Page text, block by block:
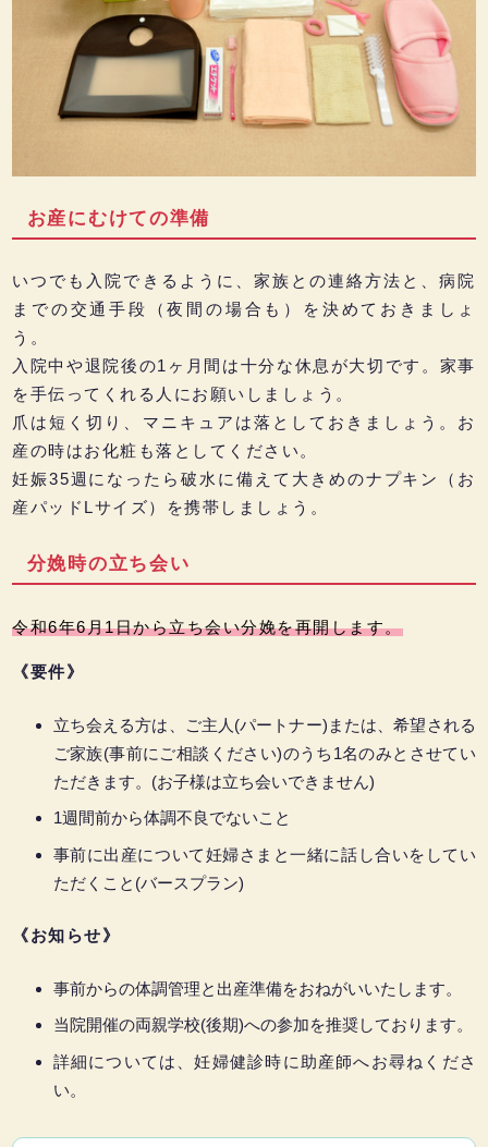
お産にむけての準備
いつでも入院できるように、家族との連絡方法と、病院
までの交通手段（夜間の場合も）を決めておきましょ
う。
入院中や退院後の1ヶ月間は十分な休息が大切です。家事
を手伝ってくれる人にお願いしましょう。
爪は短く切り、マニキュアは落としておきましょう。お
産の時はお化粧も落としてください。
妊娠35週になったら破水に備えて大きめのナプキン（お
産パッドLサイズ）を携帯しましょう。
分娩時の立ち会い
令和6年6月1日から立ち会い分娩を再開します。
《要件》
立ち会える方は、ご主人(パートナー)または、希望される
ご家族(事前にご相談ください)のうち1名のみとさせてい
ただきます。(お子様は立ち会いできません)
1週間前から体調不良でないこと
事前に出産について妊婦さまと一緒に話し合いをしてい
ただくこと(バースプラン)
《お知らせ》
事前からの体調管理と出産準備をおねがいいたします。
当院開催の両親学校(後期)への参加を推奨しております。
詳細については、妊婦健診時に助産師へお尋ねくださ
い。